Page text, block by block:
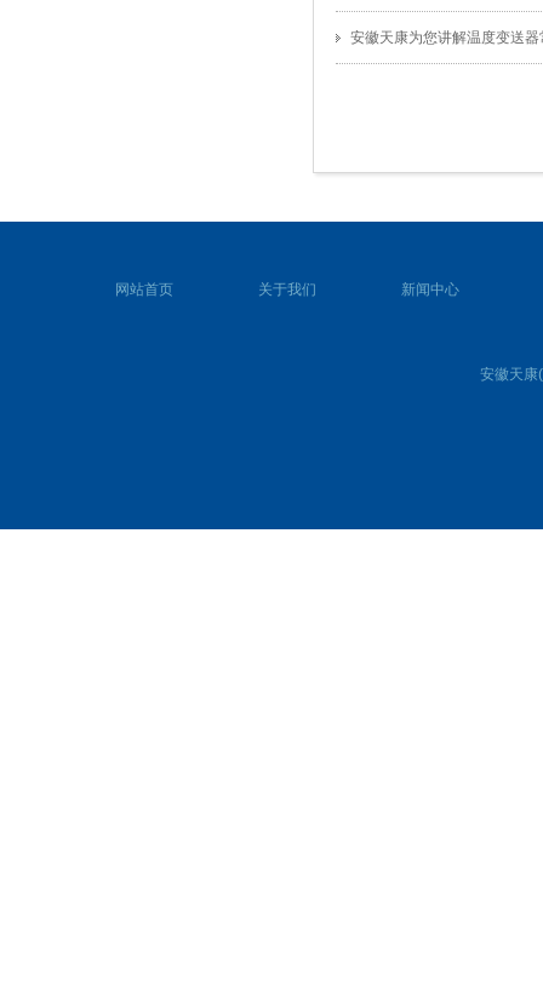
安徽天康为您讲解温度变送器
网站首页 关于我们 新闻中心
安徽天